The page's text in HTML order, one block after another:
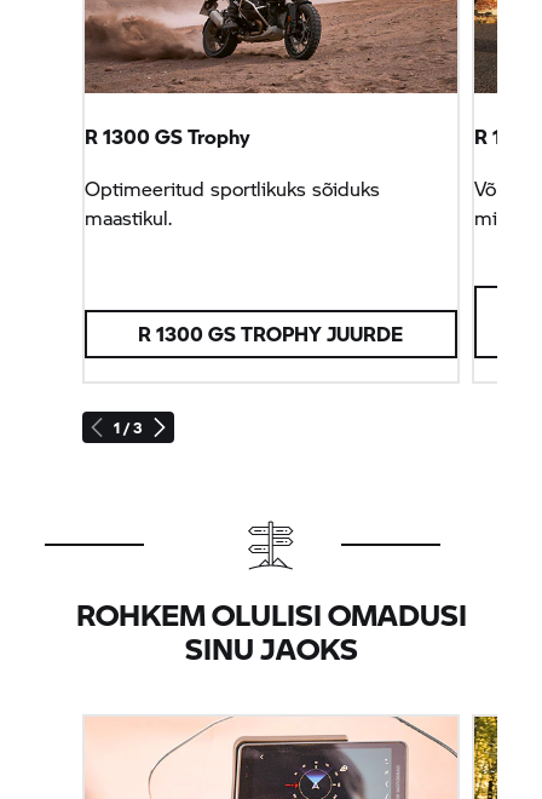
1 / 3
R 1300GS Trophy
Optimeeritud sportlikuks sõiduks
maastikul.
R 1300GS TROPHYJUURDE
R
ROHKEM OLULISI OMADUSI
SINU JAOKS